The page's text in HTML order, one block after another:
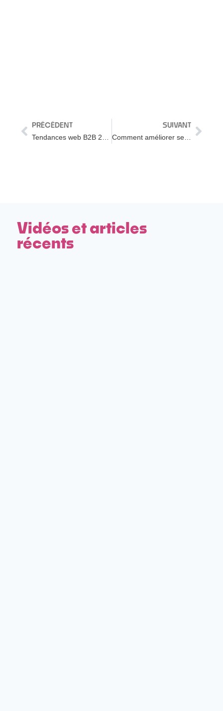
PRÉCÉDENT SUIVANT
Comment améliorer ses vidéos YOUTUBE (5 logiciels gratuits)
Vidéos et articles
récents